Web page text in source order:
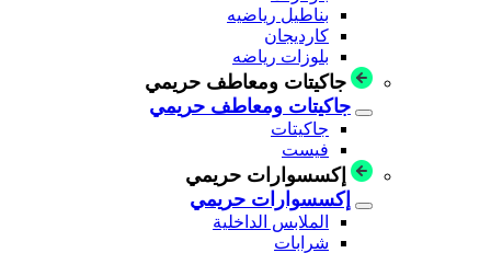
بناطيل رياضيه
كارديجان
بلوزات رياضه
جاكيتات ومعاطف حريمي
جاكيتات ومعاطف حريمي
جاكيتات
فيست
إكسسوارات حريمي
إكسسوارات حريمي
الملابس الداخلية
شرابات